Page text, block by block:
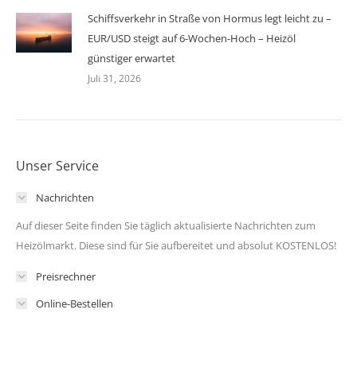
Schiffsverkehr in Straße von Hormus legt leicht zu –
EUR/USD steigt auf 6-Wochen-Hoch – Heizöl
günstiger erwartet
Juli 31, 2026
Unser Service
Nachrichten
Auf dieser Seite finden Sie täglich aktualisierte Nachrichten zum
Heizölmarkt. Diese sind für Sie aufbereitet und absolut KOSTENLOS!
Preisrechner
Online-Bestellen